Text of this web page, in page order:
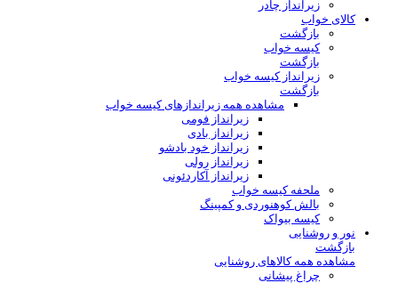
زیرانداز چادر
کالای خواب
بازگشت
کیسه خواب
بازگشت
زیرانداز کیسه خواب
بازگشت
مشاهده همه زیراندازهای کیسه خواب
زیرانداز فومی
زیرانداز بادی
زیرانداز خود بادشو
زیرانداز رولی
زیرانداز آکاردئونی
ملحفه کیسه خواب
بالش کوهنوردی و کمپینگ
کیسه بیواک
نور و روشنایی
بازگشت
مشاهده همه کالاهای روشنایی
چراغ پیشانی